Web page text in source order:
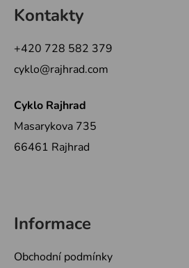
Kontakty
+420 728 582 379
cyklo@rajhrad.com
Cyklo Rajhrad
Masarykova 735
66461 Rajhrad
Informace
Obchodní podmínky